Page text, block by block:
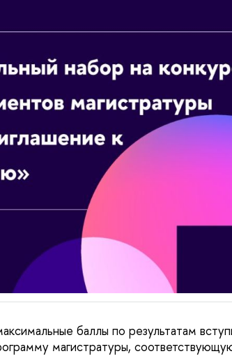
баллы по результатам
магистратуры,